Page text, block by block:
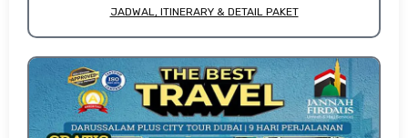
JADWAL, ITINERARY & DETAIL PAKET